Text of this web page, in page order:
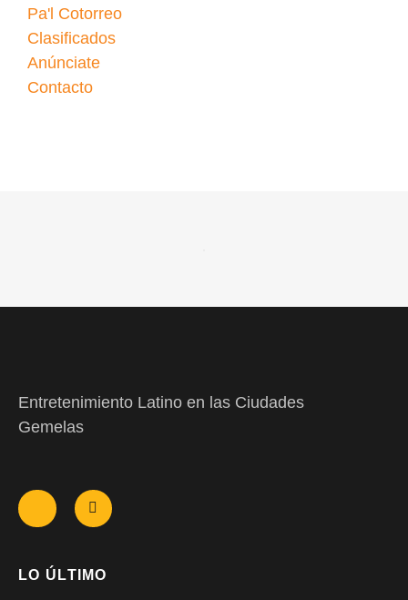
Pa'l Cotorreo
Clasificados
Anúnciate
Contacto
Entretenimiento Latino en las Ciudades
Gemelas
LO ÚLTIMO